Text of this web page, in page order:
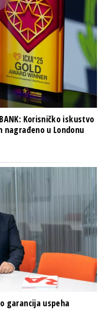
Korisničko iskustvo
u Londonu
garancija uspeha